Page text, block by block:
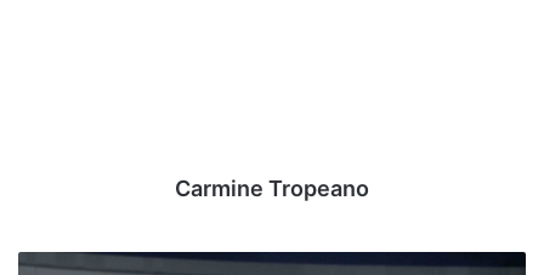
Carmine Tropeano
Castaldo: